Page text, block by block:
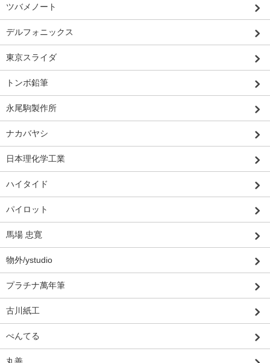
ツバメノート
デルフォニックス
東京スライダ
トンボ鉛筆
永尾駒製作所
ナカバヤシ
日本理化学工業
ハイタイド
パイロット
馬場 忠寛
物外/ystudio
プラチナ萬年筆
古川紙工
ぺんてる